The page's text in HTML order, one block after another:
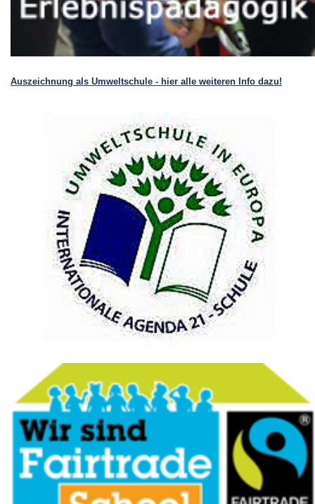
Auszeichnung als Umweltschule - hier alle weiteren Info dazu!